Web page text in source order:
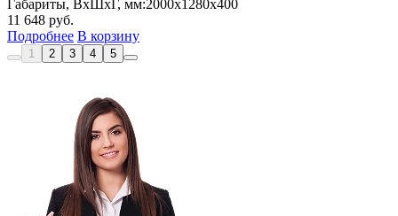
Габариты, ВxШxГ, мм:2000x1280x400
11 648 руб.
Подробнее В корзину
1 2 3 4 5